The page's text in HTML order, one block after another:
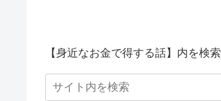
【身近なお金で得する話】内を検索